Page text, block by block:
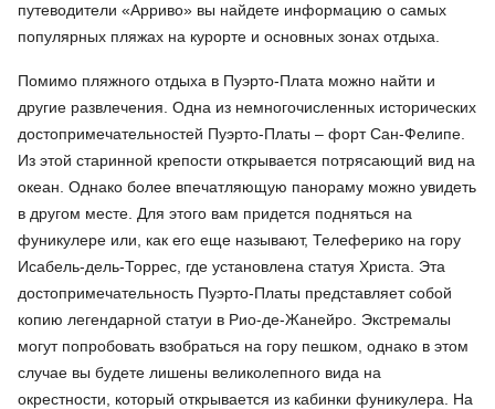
путеводители «Арриво» вы найдете информацию о самых
популярных пляжах на курорте и основных зонах отдыха.
Помимо пляжного отдыха в Пуэрто-Плата можно найти и
другие развлечения. Одна из немногочисленных исторических
достопримечательностей Пуэрто-Платы – форт Сан-Фелипе.
Из этой старинной крепости открывается потрясающий вид на
океан. Однако более впечатляющую панораму можно увидеть
в другом месте. Для этого вам придется подняться на
фуникулере или, как его еще называют, Телеферико на гору
Исабель-дель-Торрес, где установлена статуя Христа. Эта
достопримечательность Пуэрто-Платы представляет собой
копию легендарной статуи в Рио-де-Жанейро. Экстремалы
могут попробовать взобраться на гору пешком, однако в этом
случае вы будете лишены великолепного вида на
окрестности, который открывается из кабинки фуникулера. На